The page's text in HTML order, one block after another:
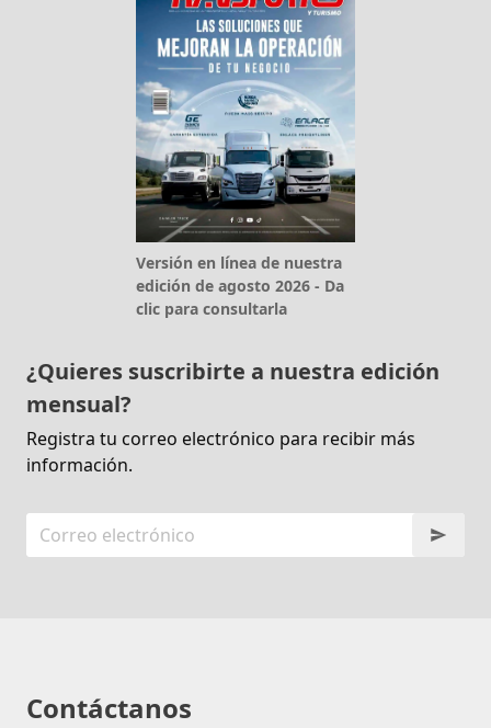
Versión en línea de nuestra
edición de agosto 2026 - Da
clic para consultarla
¿Quieres suscribirte a nuestra edición
mensual?
Registra tu correo electrónico para recibir más
información.
Contáctanos